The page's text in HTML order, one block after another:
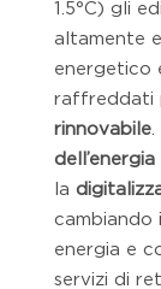
1.5°C) gli
altamente
energetico
raffreddati
rinnovabile.
dell’energia
la
cambiando
energia e
servizi di